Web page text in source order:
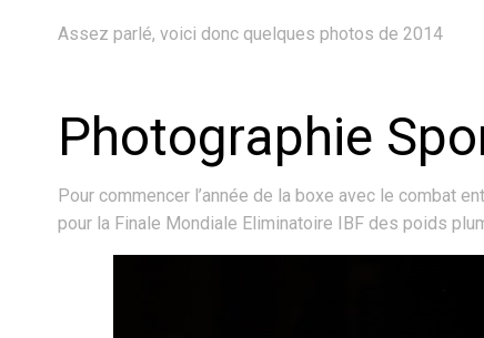
Assez parlé, voici donc quelques photos de 2014
Photographie
Pour commencer l’année de la boxe avec le combat
pour la Finale Mondiale Eliminatoire IBF des poids